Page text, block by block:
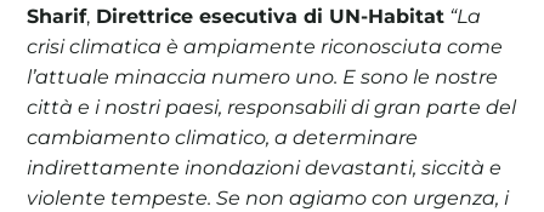
Sharif, Direttrice esecutiva di UN-Habitat “La
crisi climatica è ampiamente riconosciuta come
l’attuale minaccia numero uno. E sono le nostre
città e i nostri paesi, responsabili di gran parte del
cambiamento climatico, a determinare
indirettamente inondazioni devastanti, siccità e
violente tempeste. Se non agiamo con urgenza, i